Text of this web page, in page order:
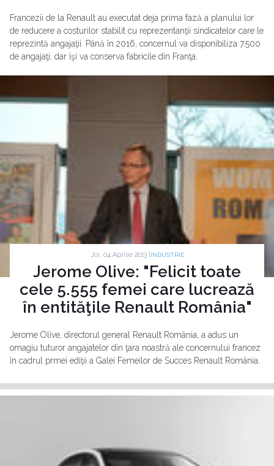
Francezii de la Renault au executat deja prima fază a planului lor
de reducere a costurilor stabilit cu reprezentanţii sindicatelor care le
reprezintă angajaţii. Până în 2016, concernul va disponibiliza 7.500
de angajaţi, dar îşi va conserva fabricile din Franţa.
Joi, 04 Aprilie 2013 | INDUSTRIE
Jerome Olive: "Felicit toate
cele 5.555 femei care lucrează
în entităţile Renault România"
Jerome Olive, directorul general Renault România, a adus un
omagiu tuturor angajatelor din ţara noastră ale concernului francez
în cadrul prmei ediţii a Galei Femeilor de Succes Renault România.